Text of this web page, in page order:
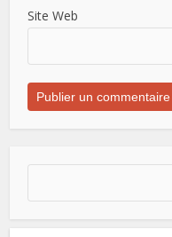
Site Web